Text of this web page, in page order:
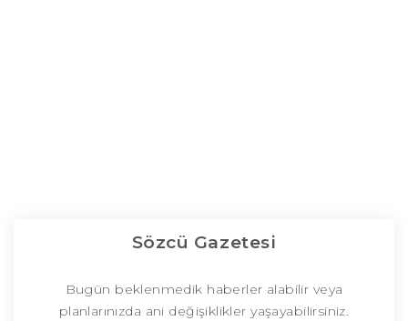
Sözcü Gazetesi
Bugün beklenmedik haberler alabilir veya
planlarınızda ani değişiklikler yaşayabilirsiniz.